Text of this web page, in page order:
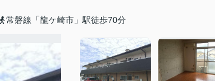
常磐線「龍ケ崎市」駅徒歩70分